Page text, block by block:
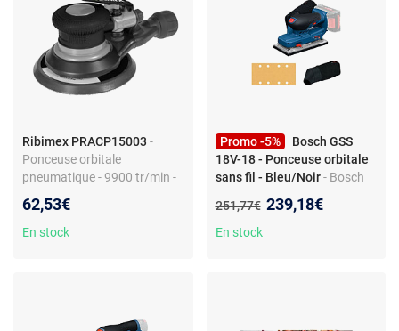
Ribimex PRACP15003 -
Ponceuse orbitale
pneumatique - 9900 tr/min -
Raccord 1/4" - Pour
compresseur - Pression 6,3
62,53€
En stock
Promo -5%
Bosch GSS
18V-18 - Ponceuse orbitale
sans fil - Bleu/Noir - Bosch
excentrique sans fil (machine
nue) – profil bas 118 mm,
Ancien prix :
251,77€ Nouveau prix :
239,18€
En stock